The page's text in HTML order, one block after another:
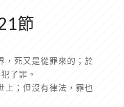
節
，死又是從罪來的；於
了罪。
上；但沒有律法，罪也